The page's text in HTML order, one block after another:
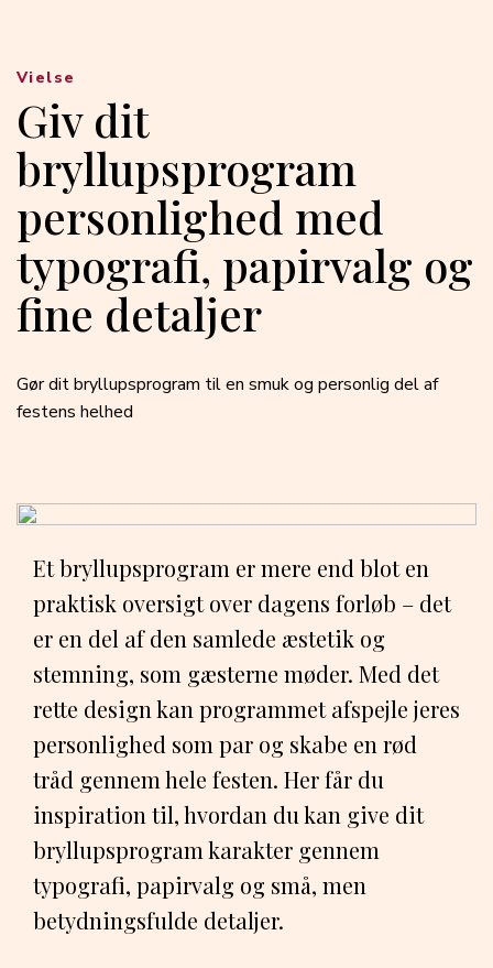
Giv dit
bryllupsprogram
personlighed med
typografi, papirvalg og
fine detaljer
Gør dit bryllupsprogram til en smuk og personlig del af
festens helhed
Vielse
Et bryllupsprogram er mere end blot en
praktisk oversigt over dagens forløb – det
er en del af den samlede æstetik og
stemning, som gæsterne møder. Med det
rette design kan programmet afspejle jeres
personlighed som par og skabe en rød
tråd gennem hele festen. Her får du
inspiration til, hvordan du kan give dit
bryllupsprogram karakter gennem
typografi, papirvalg og små, men
betydningsfulde detaljer.